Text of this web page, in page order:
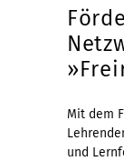
Mit dem
und